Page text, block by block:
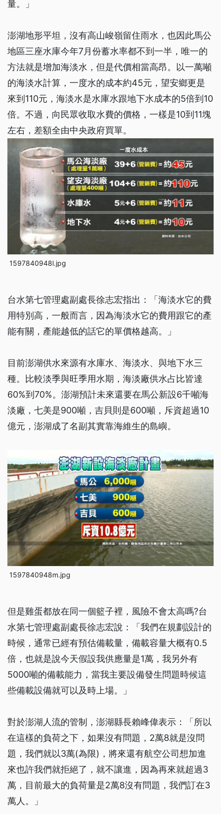
量。」
澎湖地形平坦，沒有高山峻嶺留住雨水，也因此馬公
地區三座水庫今年7月份蓄水率都不到一半，唯一的
方法就是增加海淡水，但是代價相當高昂。以一萬噸
的海淡水計算，一度水的成本約45元，望安鄉更是
來到110元，海淡水是水庫水跟地下水成本的5倍到10
倍。不過，向民眾收取水費的價格，一樣是10到11塊
左右，差額全由中央政府買單。
1597840948l.jpg
台水第七管理處副處長徐志宏指出：「海淡水它的費
用特別高，一般而言，因為海淡水它的費用跟它的產
能有關，產能越低的話它的單價格越高。」
目前澎湖供水來源有水庫水、海淡水、與地下水三
種。比較淡季與旺季用水期，海淡廠供水占比皆達
60%到70%。澎湖預計未來還要在馬公新設6千噸海
淡廠，七美是900噸，吉貝則是600噸，斥資超過10
億元，澎湖成了名副其實靠海維生的島嶼。
1597840948m.jpg
但是雞蛋都放在同一個籃子裡，風險不會太高嗎?台
水第七管理處副處長徐志宏說：「我們在規劃設計的
時候，通常已經有預估備載量，備載容量大概有0.5
倍，也就是說今天假設我供應量是1萬，我另外有
5000噸的備載能力，當我主要設備發生問題時候這
些備載設備就可以及時上場。」
對於澎湖人流的管制，澎湖縣長賴峰偉表示：「所以
在這樣的負荷之下，如果沒有問題，2萬8就是沒問
題，我們就以3萬(為限)，將來還有航空公司想加進
來也許我們就拒絕了，就不讓進，因為再來就超過3
萬，目前最大的負荷量是2萬8沒有問題，我們訂在3
萬人。」